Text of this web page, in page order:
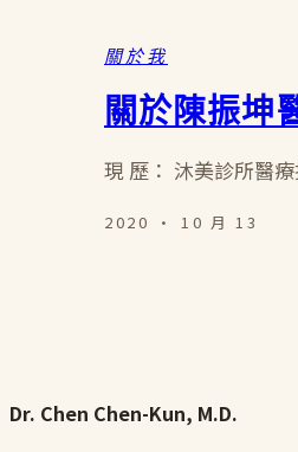
關於我
關於陳振坤
現 歷： 沐美診所醫
2020 · 10 月 13
Dr. Chen Chen-Kun, M.D.